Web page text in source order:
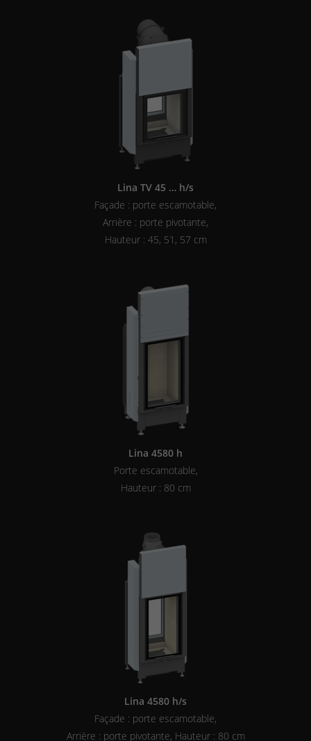
Lina TV 45 … h/s
Façade : porte escamotable,
Arrière : porte pivotante,
Hauteur : 45, 51, 57 cm
Lina 4580 h
Porte escamotable,
Hauteur : 80 cm
Lina 4580 h/s
Façade : porte escamotable,
Arrière : porte pivotante, Hauteur : 80 cm